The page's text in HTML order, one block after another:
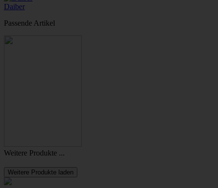
Daiber
Passende Artikel
Weitere Produkte ...
Weitere Produkte laden